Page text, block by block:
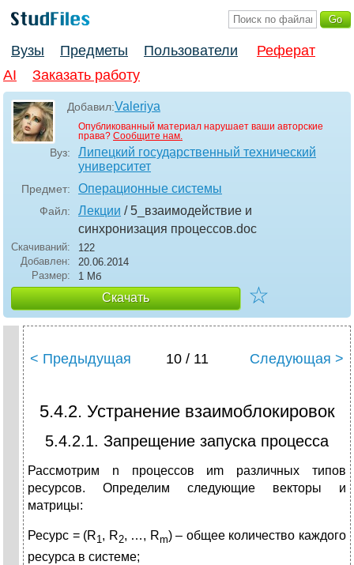
Вузы Предметы Пользователи
Реферат
AI
Заказать работу
Добавил:Valeriya
Опубликованный материал нарушает ваши авторские
права? Сообщите нам.
Вуз:
Липецкий государственный технический
университет
Предмет: Операционные системы
Файл: Лекции / 5_взаимодействие и
синхронизация процессов.doc
Скачиваний:
122
Добавлен:
20.06.2014
Размер:
1 Мб
Скачать ☆
< Предыдущая 10 / 11 Следующая >
5.4.2. Устранение взаимоблокировок
5.4.2.1. Запрещение запуска процесса
Рассмотрим n процессов иm различных типов
ресурсов. Определим следующие векторы и
матрицы:
Ресурс = (R1, R2, …, Rm) – общее количество каждого
ресурса в системе;